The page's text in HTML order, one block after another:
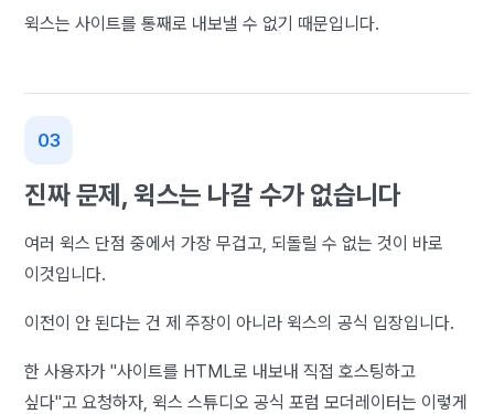
윅스는 사이트를 통째로 내보낼 수 없기 때문입니다.
진짜 문제, 윅스는 나갈 수가 없습니다
여러 윅스 단점 중에서 가장 무겁고, 되돌릴 수 없는 것이 바로
이것입니다.
이전이 안 된다는 건 제 주장이 아니라 윅스의 공식 입장입니다.
한 사용자가 "사이트를 HTML로 내보내 직접 호스팅하고
싶다"고 요청하자, 윅스 스튜디오 공식 포럼 모더레이터는 이렇게